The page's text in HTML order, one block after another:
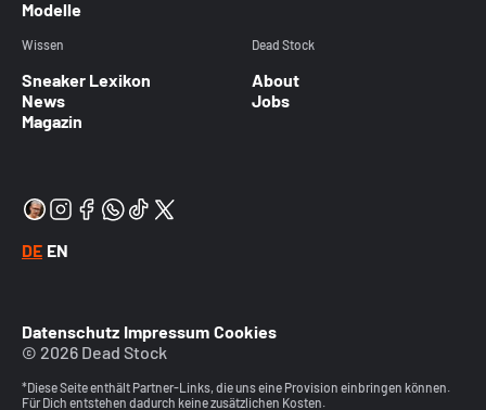
Modelle
Wissen
Sneaker Lexikon
News
Magazin
Dead Stock
About
Jobs
DE EN
Datenschutz Impressum Cookies
© 2026 Dead Stock
*Diese Seite enthält Partner-Links, die uns eine Provision einbringen können.
Für Dich entstehen dadurch keine zusätzlichen Kosten.